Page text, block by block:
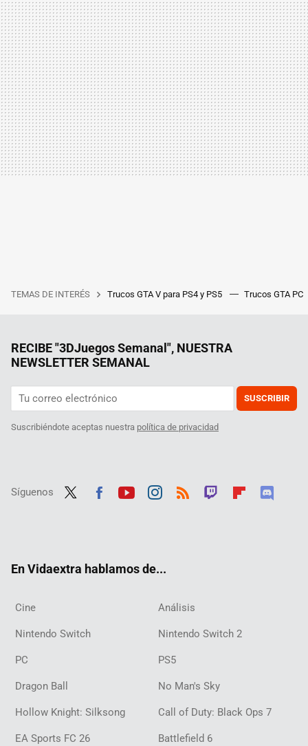
TEMAS DE INTERÉS Trucos GTA V para PS4 y PS5 Trucos GTA PC
RECIBE "3DJuegos Semanal", NUESTRA
NEWSLETTER SEMANAL
SUSCRIBIR
Suscribiéndote aceptas nuestra política de privacidad
Síguenos
En Vidaextra hablamos de...
Cine Análisis
Nintendo Switch Nintendo Switch 2
PC PS5
Dragon Ball No Man's Sky
Hollow Knight: Silksong Call of Duty: Black Ops 7
EA Sports FC 26 Battlefield 6